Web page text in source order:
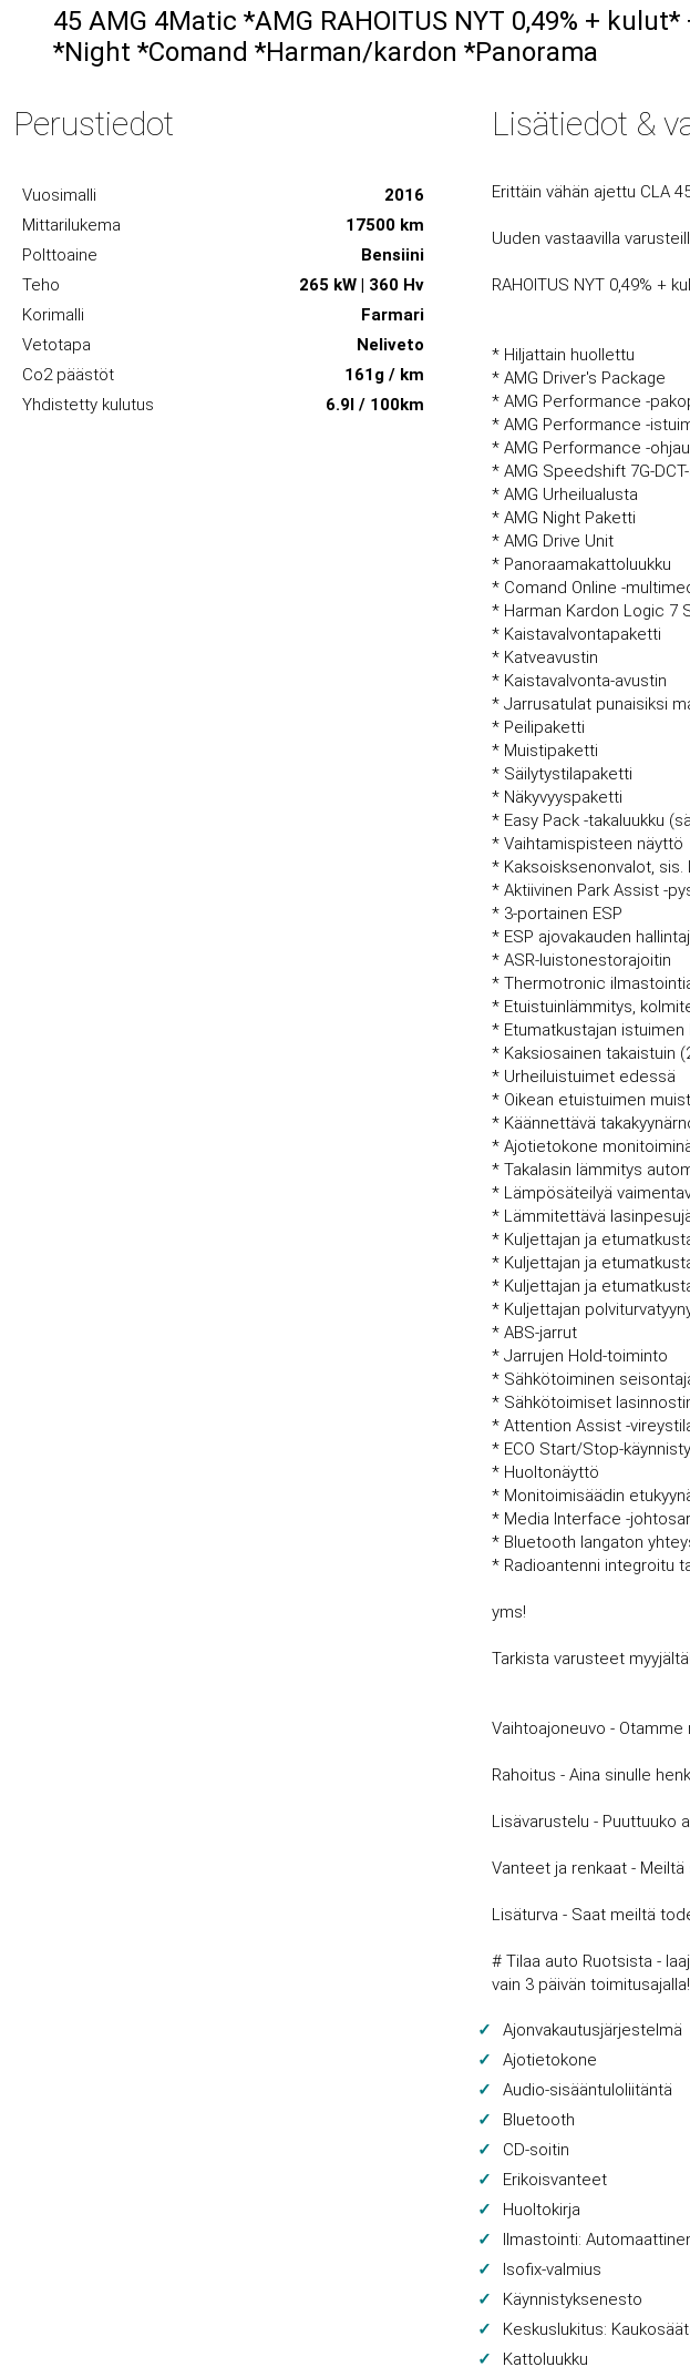
45 AMG 4Matic *AMG RAHOITUS NYT 0,49% +
*Night *Comand *Harman/kardon *Panorama
Perustiedot
Vuosimalli
2016
Mittarilukema
17500 km
Polttoaine
Bensiini
Teho
265 kW | 360 Hv
Korimalli
Farmari
Vetotapa
Neliveto
Co2 päästöt
161g / km
Yhdistetty kulutus
6.9l / 100km
Lisätiedot &
Erittäin vähän ajettu CLA
Uuden vastaavilla
RAHOITUS NYT 0,49% +
* Hiljattain huollettu
* AMG Driver's Package
* AMG Performance -
* AMG Performance -
* AMG Performance -
* AMG Speedshift 7G-
* AMG Urheilualusta
* AMG Night Paketti
* AMG Drive Unit
* Panoraamakattoluukku
* Comand Online -
* Harman Kardon Logic 7
* Kaistavalvontapaketti
* Katveavustin
* Kaistavalvonta-avustin
* Jarrusatulat punaisiksi
* Peilipaketti
* Muistipaketti
* Säilytystilapaketti
* Näkyvyyspaketti
* Easy Pack -takaluukku
* Vaihtamispisteen näyttö
* Kaksoisksenonvalot, sis.
* Aktiivinen Park Assist -
* 3-portainen ESP
* ESP ajovakauden
* ASR-luistonestorajoitin
* Thermotronic
* Etuistuinlämmitys,
* Etumatkustajan istuimen
* Kaksiosainen takaistuin
* Urheiluistuimet edessä
* Oikean etuistuimen
* Käännettävä
* Ajotietokone
* Takalasin lämmitys
* Lämpösäteilyä
* Lämmitettävä
* Kuljettajan ja
* Kuljettajan ja
* Kuljettajan ja
* Kuljettajan
* ABS-jarrut
* Jarrujen Hold-toiminto
* Sähkötoiminen
* Sähkötoimiset
* Attention Assist -
* ECO Start/Stop-
* Huoltonäyttö
* Monitoimisäädin
* Media Interface -
* Bluetooth langaton
* Radioantenni integroitu
yms!
Tarkista varusteet myyjältä!
Vaihtoajoneuvo -
Rahoitus - Aina sinulle
Lisävarustelu - Puuttuuko
Vanteet ja renkaat -
Lisäturva - Saat meiltä
# Tilaa auto Ruotsista -
vain 3 päivän
Ajonvakautusjärjestelmä
Ajotietokone
Audio-sisääntuloliitäntä
Bluetooth
CD-soitin
Erikoisvanteet
Huoltokirja
Ilmastointi:
Isofix-valmius
Käynnistyksenesto
Keskuslukitus:
Kattoluukku